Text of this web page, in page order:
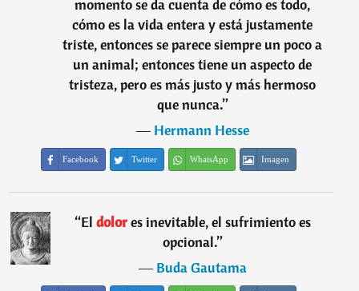
momento se da cuenta de cómo es todo,
cómo es la vida entera y está justamente
triste, entonces se parece siempre un poco a
un animal; entonces tiene un aspecto de
tristeza, pero es más justo y más hermoso
que nunca.”
―Hermann Hesse
Facebook Twitter WhatsApp Imagen
“El dolores inevitable, el sufrimiento es
opcional.”
―Buda Gautama